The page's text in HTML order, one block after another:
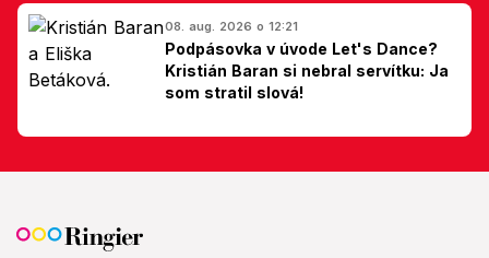
08. aug. 2026 o 12:21
Podpásovka v úvode Let's Dance?
Kristián Baran si nebral servítku: Ja
som stratil slová!